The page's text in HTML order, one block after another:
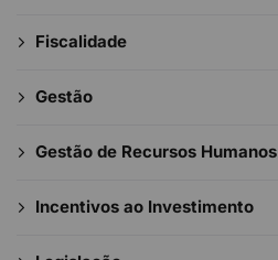
Fiscalidade
Gestão
Gestão de Recursos Humanos
Incentivos ao Investimento